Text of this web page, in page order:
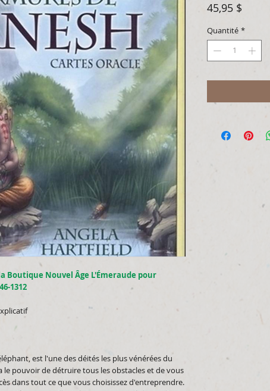
Boutique Nouvel Âge L'Émeraude pour
1312
est l'une des déités les plus vénérées du
le pouvoir de détruire tous les obstacles et de vous
dans tout ce que vous choisissez d'entreprendre.
45,95 $
Quantité *